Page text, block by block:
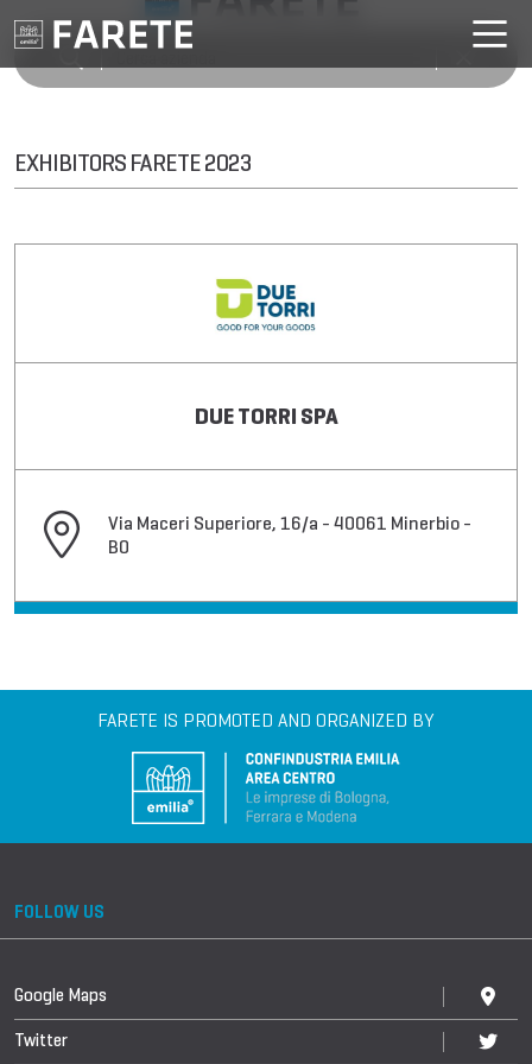
EXHIBITORS FARETE 2023
DUE TORRI SPA
Via Maceri Superiore, 16/a - 40061 Minerbio -
BO
FARETE IS PROMOTED AND ORGANIZED BY
FOLLOW US
Google Maps
Twitter